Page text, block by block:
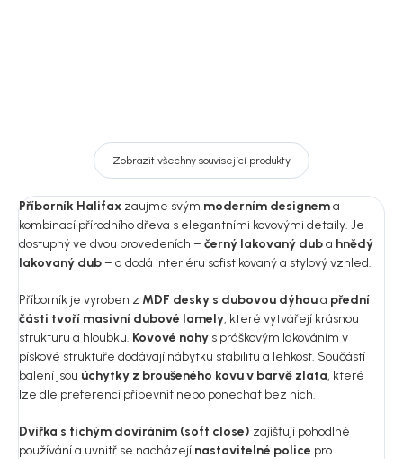
Zobrazit všechny související produkty
Příborník Halifax zaujme svým moderním designema
kombinací přírodního dřeva s elegantními kovovými detaily. Je
dostupný ve dvou provedeních – černý lakovaný duba hnědý
lakovaný dub– a dodá interiéru sofistikovaný a stylový vzhled.
Příborník je vyroben z MDF desky s dubovou dýhoua přední
části tvoří masivní dubové lamely, které vytvářejí krásnou
strukturu a hloubku. Kovové nohy s práškovým lakováním v
pískové struktuře dodávají nábytku stabilitu a lehkost. Součástí
balení jsou úchytky z broušeného kovu v barvě zlata, které
lze dle preferencí připevnit nebo ponechat bez nich.
Dvířka s tichým dovíráním (soft close) zajišťují pohodlné
používání a uvnitř se nacházejí nastavitelné police pro